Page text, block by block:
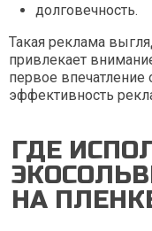
долговечность.
Такая реклама
привлекает
первое
эффективность
ГДЕ
НА